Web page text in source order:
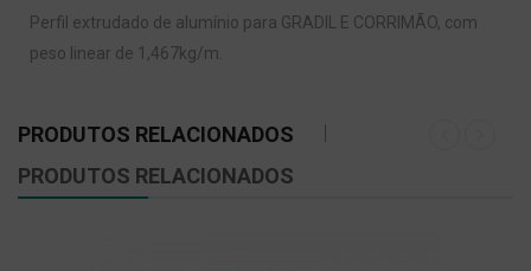
Perfil extrudado de alumínio para GRADIL E CORRIMÃO, com
peso linear de 1,467kg/m.
PRODUTOS RELACIONADOS
PRODUTOS RELACIONADOS